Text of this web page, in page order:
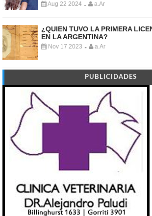
Aug 22 2024 - a.Ar
¿QUIEN TUVO LA PRIMERA
EN LA ARGENTINA?
Nov 17 2023 - a.Ar
PUBLICIDADES